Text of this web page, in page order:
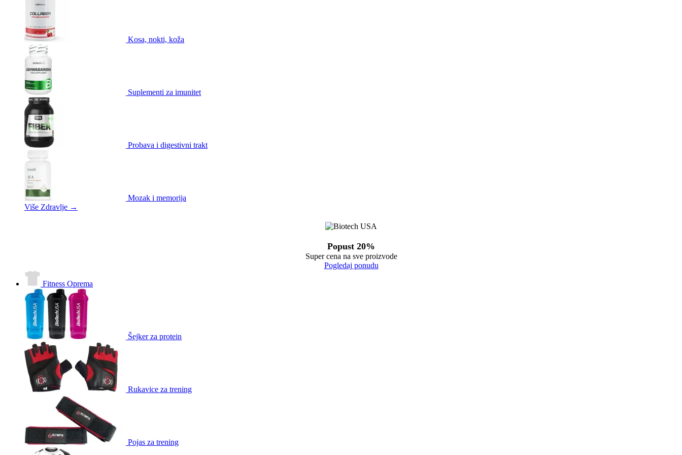
Kosa, nokti, koža
Suplementi za imunitet
Probava i digestivni trakt
Mozak i memorija
Više Zdravlje →
Popust 20%
Super cena na sve proizvode
Pogledaj ponudu
Fitness Oprema
Šejker za protein
Rukavice za trening
Pojas za trening